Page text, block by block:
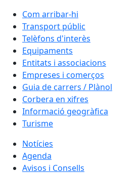
Com arribar-hi
Transport públic
Telèfons d'interès
Equipaments
Entitats i associacions
Empreses i comerços
Guia de carrers / Plànol
Corbera en xifres
Informació geogràfica
Turisme
Notícies
Agenda
Avisos i Consells